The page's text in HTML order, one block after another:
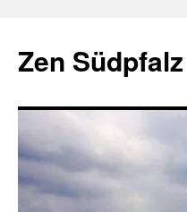
springen
Zen Südpfalz